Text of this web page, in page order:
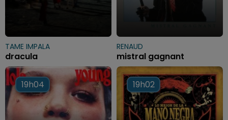
TAME IMPALA
dracula
RENAUD
mistral gagnant
19h04
19h04 19h02
19h02